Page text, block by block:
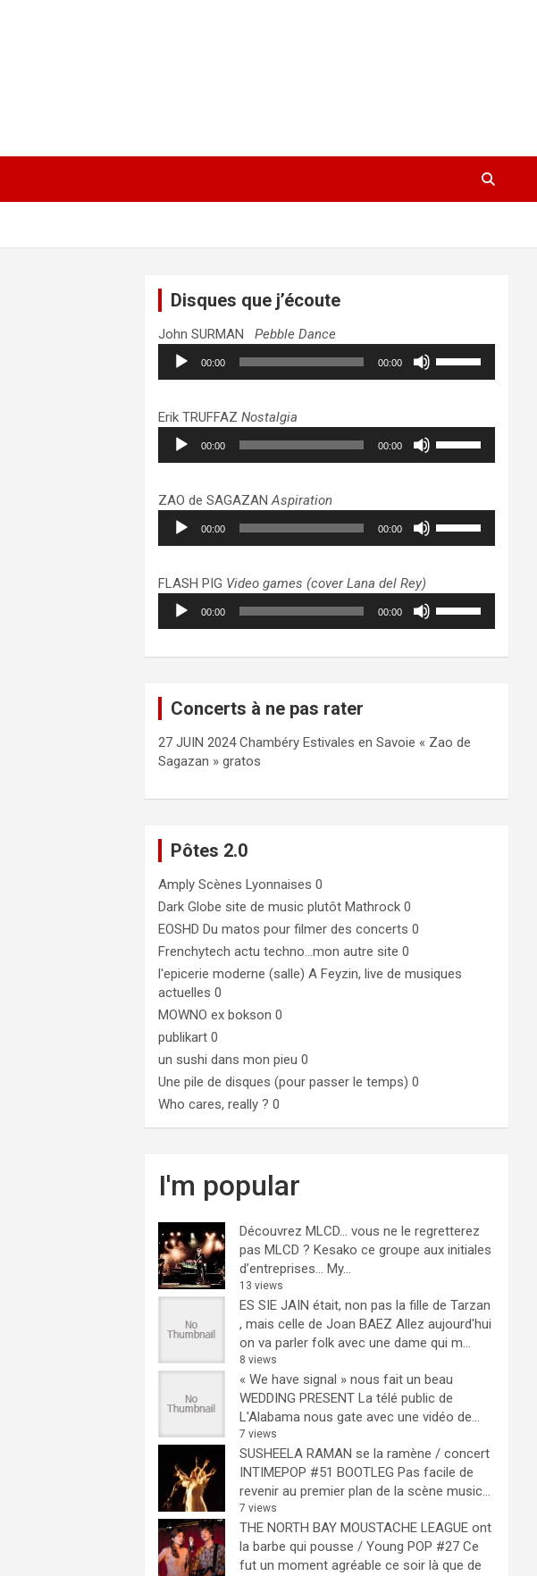
Disques que j’écoute
John SURMANPebble Dance
Lecteur
audio
00:00 00:00
pour
augmenter
ou
volume.
Erik TRUFFAZNostalgia
Lecteur
audio
00:00 00:00
pour
augmenter
ou
volume.
ZAO de SAGAZANAspiration
Lecteur
audio
00:00 00:00
pour
augmenter
ou
FLASH PIG Video games (cover Lana del Rey)
Lecteur
audio
00:00 00:00
haut/bas
le
Concerts à ne pas rater
27 JUIN 2024 Chambéry Estivales en Savoie « Zao de
Sagazan » gratos
Pôtes 2.0
Amply Scènes Lyonnaises 0
Dark Globe site de music plutôt Mathrock 0
EOSHD Du matos pour filmer des concerts 0
Frenchytech actu techno…mon autre site 0
l'epicerie moderne (salle) A Feyzin, live de musiques
actuelles 0
MOWNO ex bokson 0
publikart 0
un sushi dans mon pieu 0
Une pile de disques (pour passer le temps) 0
Who cares, really ? 0
I'm popular
Découvrez MLCD… vous ne le regretterez
pas MLCD ? Kesako ce groupe aux initiales
d’entreprises… My...
13 views
ES SIE JAIN était, non pas la fille de Tarzan
, mais celle de Joan BAEZ Allez aujourd'hui
on va parler folk avec une dame qui m...
8 views
« We have signal » nous fait un beau
WEDDING PRESENT La télé public de
L'Alabama nous gate avec une vidéo de...
7 views
SUSHEELA RAMAN se la ramène / concert
INTIMEPOP #51 BOOTLEG Pas facile de
revenir au premier plan de la scène music...
7 views
THE NORTH BAY MOUSTACHE LEAGUE ont
la barbe qui pousse / Young POP #27 Ce
fut un moment agréable ce soir là que de